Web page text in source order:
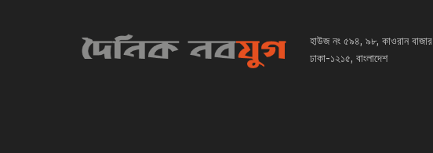
হাউজ নং ৫৯৪, ৯৮, কাওরান বাজার
ঢাকা-১২১৫, বাংলাদেশ